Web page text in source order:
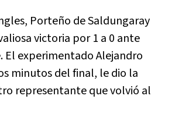
Porteño de Saldungaray
victoria por 1 a 0 ante
El experimentado Alejandro
minutos del final, le dio la
representante que volvió al